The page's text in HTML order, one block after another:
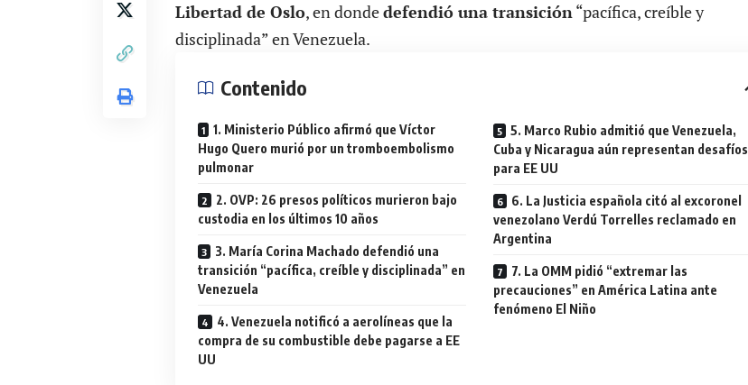
Libertad de Oslo, en dondedefendió una transición“pacífica, creíble y
disciplinada” en Venezuela.
Contenido
1. Ministerio Público afirmó que Víctor
Hugo Quero murió por un tromboembolismo
pulmonar
2. OVP: 26 presos políticos murieron bajo
custodia en los últimos 10 años
3. María Corina Machado defendió una
transición “pacífica, creíble y disciplinada” en
Venezuela
4. Venezuela notificó a aerolíneas que la
compra de su combustible debe pagarse a EE
UU
5. Marco Rubio admitió que Venezuela,
Cuba y Nicaragua aún representan desafíos
para EE UU
6. La Justicia española citó al excoronel
venezolano Verdú Torrelles reclamado en
Argentina
7. La OMM pidió “extremar las
precauciones” en América Latina ante
fenómeno El Niño